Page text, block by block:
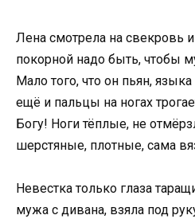
Лена смотрела на свекровь
покорной надо быть, чтобы
Мало того, что он пьян,
ещё и пальцы на ногах
Богу! Ноги тёплые, не
шерстяные, плотные, сама
Невестка только глаза
мужа с дивана, взяла под